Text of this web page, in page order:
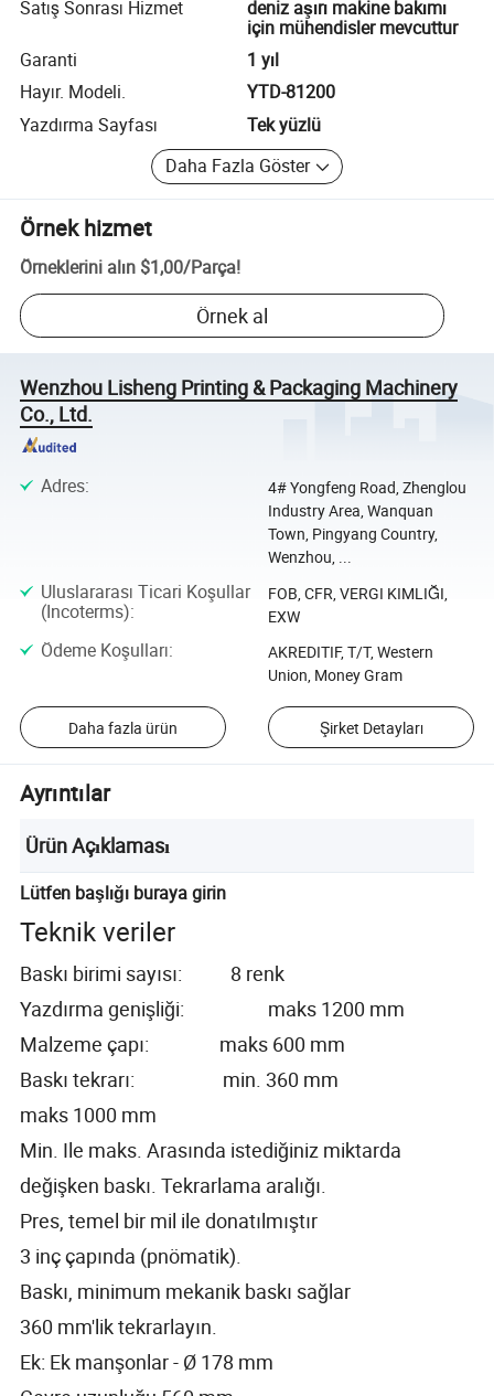
Satış Sonrası Hizmet
deniz aşırı makine bakımı
için mühendisler mevcuttur
Garanti
1 yıl
Hayır. Modeli.
YTD-81200
Yazdırma Sayfası
Tek yüzlü
Daha Fazla Göster
Örnek hizmet
Örneklerini alın $1,00/Parça!
Örnek al
Wenzhou Lisheng Printing & Packaging Machinery
Co., Ltd.
Adres:
4# Yongfeng Road, Zhenglou
Industry Area, Wanquan
Town, Pingyang Country,
Wenzhou, ...
Uluslararası Ticari Koşullar
(Incoterms):
FOB, CFR, VERGI KIMLIĞI,
EXW
Ödeme Koşulları:
AKREDITIF, T/T, Western
Union, Money Gram
Daha fazla ürün Şirket Detayları
Ayrıntılar
Ürün Açıklaması
Lütfen başlığı buraya girin
Teknik veriler
Baskı birimi sayısı: 8 renk
Yazdırma genişliği: maks 1200 mm
Malzeme çapı: maks 600 mm
Baskı tekrarı: min. 360 mm
maks 1000 mm
Min. Ile maks. Arasında istediğiniz miktarda
değişken baskı. Tekrarlama aralığı.
Pres, temel bir mil ile donatılmıştır
3 inç çapında (pnömatik).
Baskı, minimum mekanik baskı sağlar
360 mm'lik tekrarlayın.
Ek: Ek manşonlar - Ø 178 mm